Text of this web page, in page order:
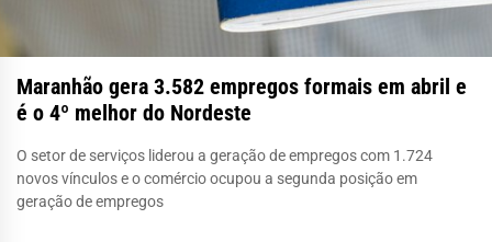
Maranhão gera 3.582 empregos formais em abril e
é o 4º melhor do Nordeste
O setor de serviços liderou a geração de empregos com 1.724
novos vínculos e o comércio ocupou a segunda posição em
geração de empregos